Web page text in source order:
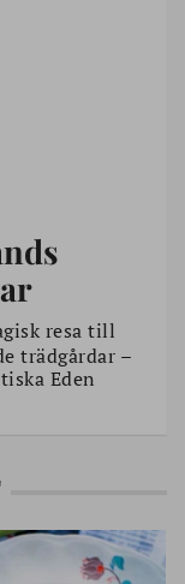
resa till
trädgårdar –
Eden